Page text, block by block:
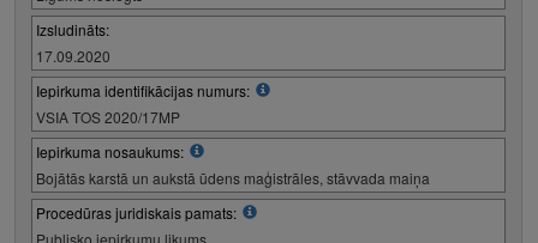
Izsludināts:
17.09.2020
Iepirkuma identifikācijas numurs:
VSIA TOS 2020/17MP
Iepirkuma nosaukums:
Bojātās karstā un aukstā ūdens maģistrāles, stāvvada maiņa
Procedūras juridiskais pamats:
Publisko iepirkumu likums